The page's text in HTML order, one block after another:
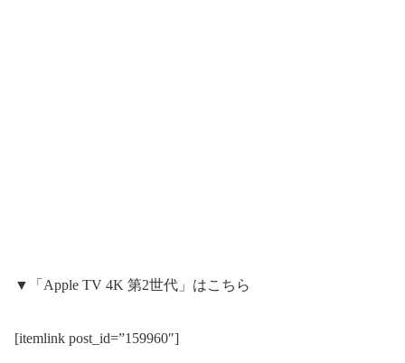
▼「Apple TV 4K 第2世代」はこちら
[itemlink post_id=”159960″]